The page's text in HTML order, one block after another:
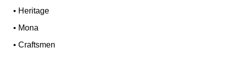
• Heritage
• Mona
•Craftsmen